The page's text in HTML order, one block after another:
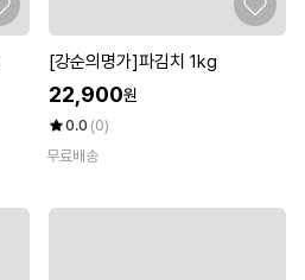
[강순의명가]파김치 1kg
22,900원
0.0 (0)
무료배송